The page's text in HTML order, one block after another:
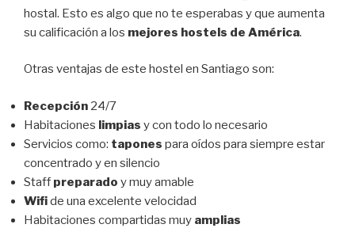
hostal. Esto es algo que no te esperabas y que aumenta
su calificación a los mejores hostels de América.
Otras ventajas de este hostel en Santiago son:
Recepción 24/7
Habitaciones limpias y con todo lo necesario
Servicios como: tapones para oídos para siempre estar
concentrado y en silencio
Staff preparado y muy amable
Wifide una excelente velocidad
Habitaciones compartidas muy amplias